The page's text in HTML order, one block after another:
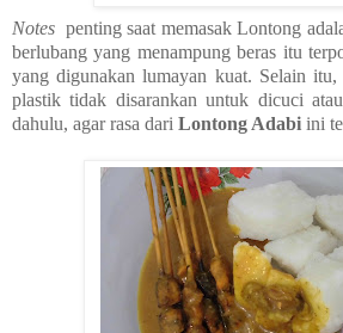
Notes penting saat memasak Lontong
berlubang yang menampung beras itu
yang digunakan lumayan kuat. Selain itu,
plastik tidak disarankan untuk dicuci
dahulu, agar rasa dari Lontong Adabi ini